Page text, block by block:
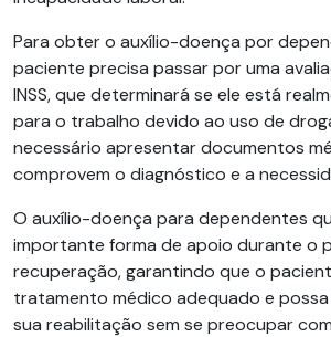
Para obter o auxílio-doença por
paciente precisa passar por uma
INSS, que determinará se ele está
para o trabalho devido ao uso de
necessário apresentar documentos
comprovem o diagnóstico e a
O auxílio-doença para dependentes
importante forma de apoio durante o
recuperação, garantindo que o
tratamento médico adequado e
sua reabilitação sem se preocupar